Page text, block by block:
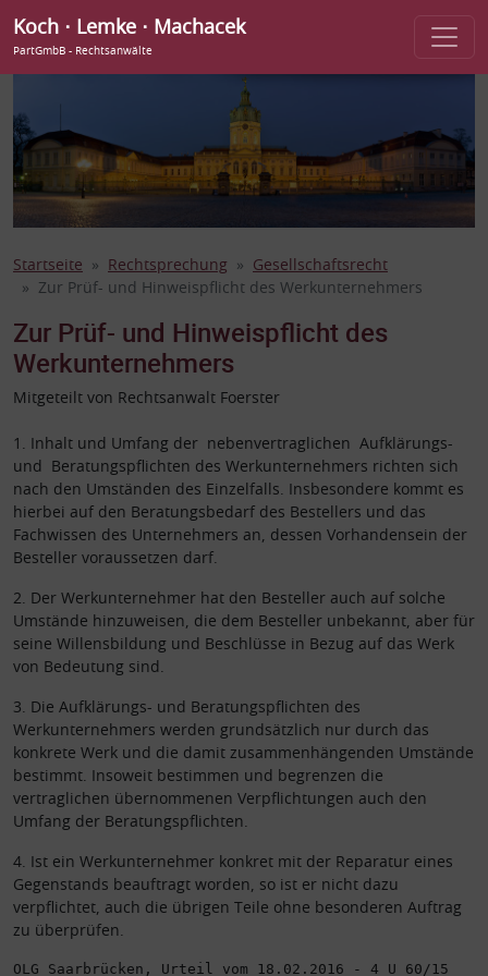
Koch ⋅ Lemke ⋅ Machacek
PartGmbB - Rechtsanwälte
Startseite Rechtsprechung
Gesellschaftsrecht
Zur Prüf- und Hinweispflicht des Werkunternehmers
Zur Prüf- und Hinweispflicht des
Werkunternehmers
Mitgeteilt von Rechtsanwalt Foerster
1. Inhalt und Umfang der nebenvertraglichen Aufklärungs-
und Beratungspflichten des Werkunternehmers richten sich
nach den Umständen des Einzelfalls. Insbesondere kommt es
hierbei auf den Beratungsbedarf des Bestellers und das
Fachwissen des Unternehmers an, dessen Vorhandensein der
Besteller voraussetzen darf.
2. Der Werkunternehmer hat den Besteller auch auf solche
Umstände hinzuweisen, die dem Besteller unbekannt, aber für
seine Willensbildung und Beschlüsse in Bezug auf das Werk
von Bedeutung sind.
3. Die Aufklärungs- und Beratungspflichten des
Werkunternehmers werden grundsätzlich nur durch das
konkrete Werk und die damit zusammenhängenden Umstände
bestimmt. Insoweit bestimmen und begrenzen die
vertraglichen übernommenen Verpflichtungen auch den
Umfang der Beratungspflichten.
4. Ist ein Werkunternehmer konkret mit der Reparatur eines
Gegenstands beauftragt worden, so ist er nicht dazu
verpflichtet, auch die übrigen Teile ohne besonderen Auftrag
zu überprüfen.
OLG Saarbrücken, Urteil vom 18.02.2016 - 4 U 60/15